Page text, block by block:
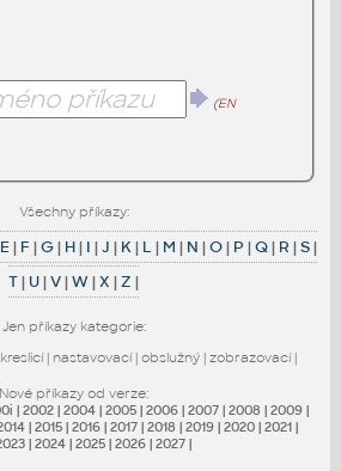
(EN
Všechny příkazy:
E| F |G| H| I |J | K| L | M | N |O| P |Q| R |S|
T| U|V|W|X |Z |
Jen příkazy kategorie:
kreslicí| nastavovací| obslužný| zobrazovací|
Nové příkazy od verze:
| 2002 | 2004 | 2005 | 2006 | 2007 | 2008 | 2009 |
| 2015 | 2016 | 2017 | 2018 | 2019 | 2020 | 2021 |
| 2024 | 2025 | 2026 | 2027 |